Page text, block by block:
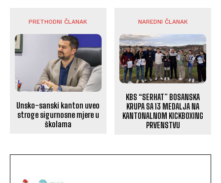
PRETHODNI ČLANAK
Unsko-sanski kanton uveo
stroge sigurnosne mjere u
školama
NAREDNI ČLANAK
KBS “SERHAT” BOSANSKA
KRUPA SA 13 MEDALJA NA
KANTONALNOM KICKBOXING
PRVENSTVU